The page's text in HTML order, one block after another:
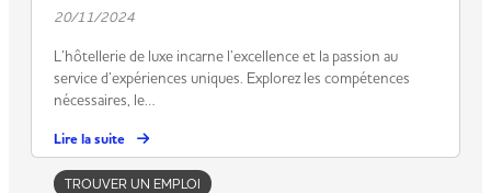
20/11/2024
L’hôtellerie de luxe incarne l’excellence et la passion au
service d’expériences uniques. Explorez les compétences
nécessaires, le…
Lire la suite
TROUVER UN EMPLOI